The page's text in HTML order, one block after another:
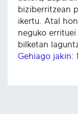
biziberritzean
ikertu. Atal
neguko
bilketan
Gehiago jakin: